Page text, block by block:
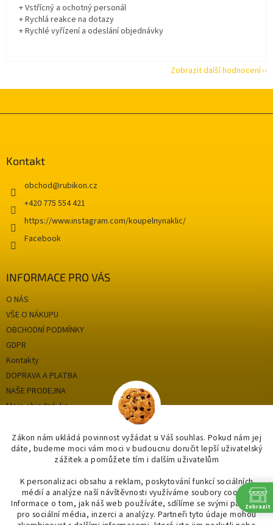
Zákon nám ukládá povinnost vyžádat si Váš souhlas. Pokud nám jej
dáte, budeme moci vám moci v budoucnu doručit lepší uživatelský
zážitek a pomůžete tím i dalším uživatelům
K personalizaci obsahu a reklam, poskytování funkcí sociálních
médií a analýze naší návštěvnosti využíváme soubory cookie.
Informace o tom, jak náš web používáte, sdílíme se svými partnery
pro sociální média, inzerci a analýzy. Partneři tyto údaje mohou
+ Vstřícný a ochotný personál
+ Rychlá reakce na dotazy
+ Rychlé vyřízení a odeslání objednávky
Zobrazit další hodnocení
Kontakt
obchod@rubikon.cz
+420 775 554 421
Facebook
https://www.instagram.com/koupelnynaklic/
INFORMACE PRO VÁS
O NÁS
VŠE O NÁKUPU
OBCHODNÍ PODMÍNKY
GDPR
Kontakty
DOPRAVA A PLATBA
NAŠE PRODEJNA
Moje objednávka
Kategorie
OUTLET až -75%
OBKLADY A DLAŽBY
KOUPELNY
Zobrazit